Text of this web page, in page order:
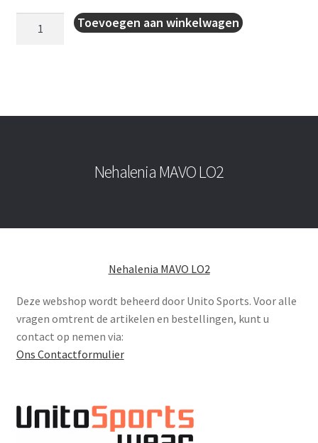
Toevoegen aan winkelwagen
Nehalenia MAVO LO2
Nehalenia MAVO LO2
Deze webshop wordt beheerd door Unito Sports. Voor alle
vragen omtrent de artikelen en bestellingen, kunt u
contact op nemen via:
Ons Contactformulier